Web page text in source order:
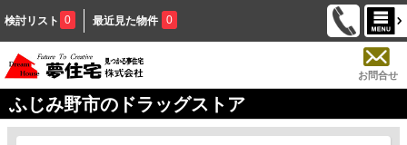
検討リスト 0 最近見た物件 0
お問合せ
ふじみ野市のドラッグストア